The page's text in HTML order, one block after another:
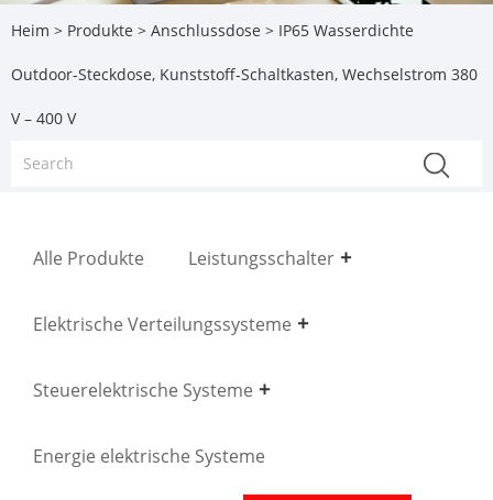
Heim > Produkte > Anschlussdose > IP65 Wasserdichte
Outdoor-Steckdose, Kunststoff-Schaltkasten, Wechselstrom 380
V – 400 V
Alle Produkte Leistungsschalter
Elektrische Verteilungssysteme
Steuerelektrische Systeme
Energie elektrische Systeme